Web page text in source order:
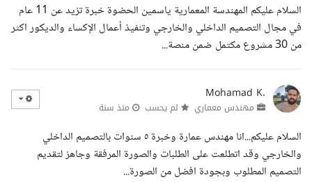
السلام عليكم المهندسة المعمارية ياسمين الحضوة خبرة تزيد عن 11 عام
في مجال التصميم الداخلي والخارجي وتنفيذ أعمال الإكساء والديكور اكثر
من 30 مشروع مكتمل ضمن منصة...
Mohamad K.
مهندس معماري لم يحسب منذ سنة
السلام عليكم...انا مهندس عمارة وخبرة ٥ سنوات بالتصميم الداخلي
والخارجي وقد اتطلعت على الطلبات والصورة المرفقة وجاهز لتقديم
التصميم المطلوب وبجودة افضل من الصورة...